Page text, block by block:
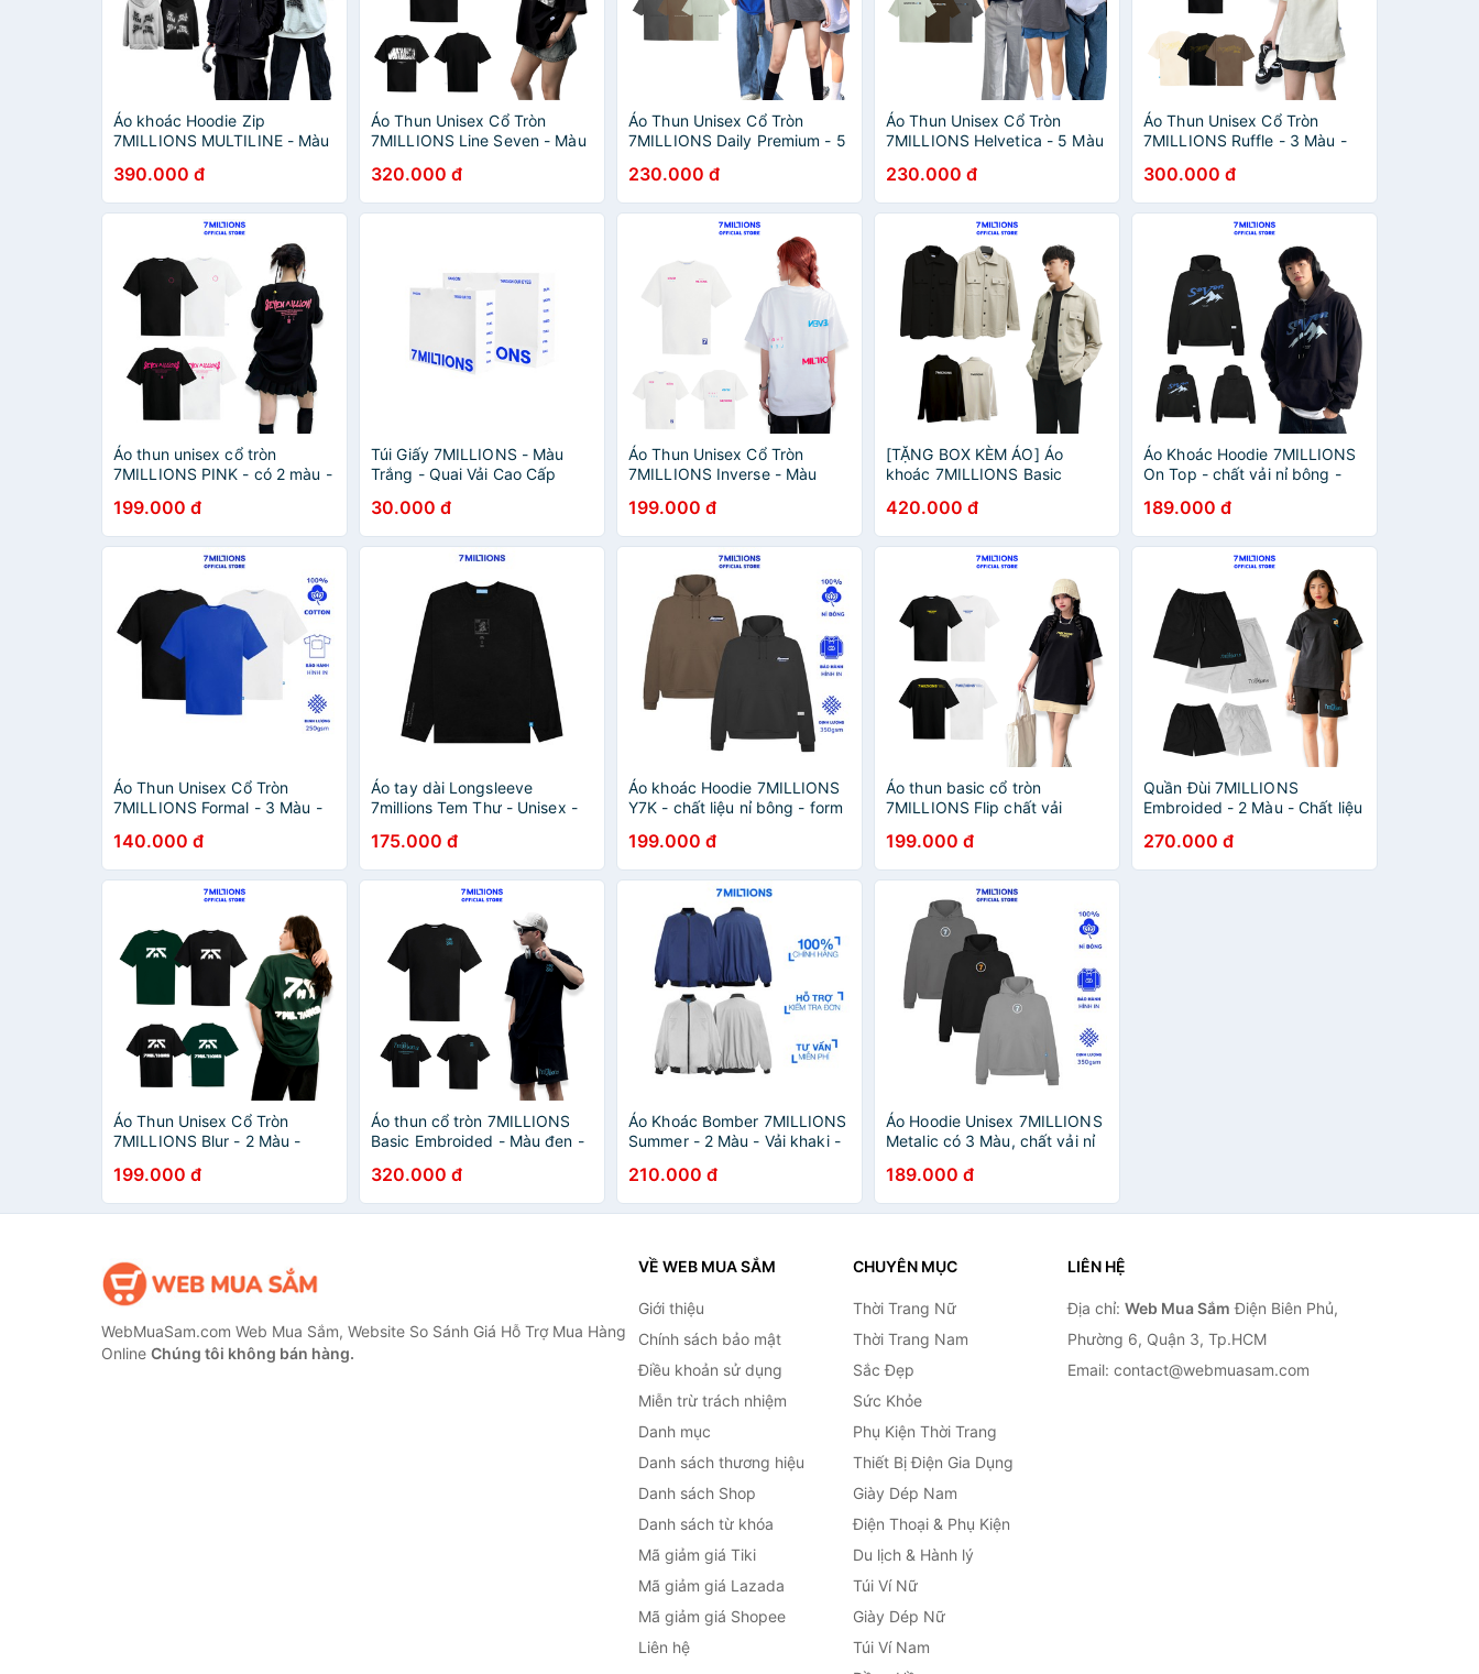
Áo khoác Hoodie Zip
7MILLIONS MULTILINE - Màu
Form Oversized
390.000 đ
Áo Thun Unisex Cổ Tròn
7MILLIONS Line Seven - Màu
Form Oversize
320.000 đ
Áo Thun Unisex Cổ Tròn
7MILLIONS Daily Premium - 5
Form Oversize.
230.000 đ
Áo Thun Unisex Cổ Tròn
7MILLIONS Helvetica - 5 Màu
Oversize
230.000 đ
Áo Thun Unisex Cổ Tròn
7MILLIONS Ruffle - 3 Màu -
Oversizeu
300.000 đ
Áo thun unisex cổ tròn
7MILLIONS PINK - có 2 màu -
oversize
199.000 đ
Túi Giấy 7MILLIONS - Màu
Trắng - Quai Vải Cao Cấp
30.000 đ
Áo Thun Unisex Cổ Tròn
7MILLIONS Inverse - Màu
Form Oversize
199.000 đ
[TẶNG BOX KÈM ÁO] Áo
khoác 7MILLIONS Basic
Unisex Oversize
420.000 đ
Áo Khoác Hoodie 7MILLIONS
On Top - chất vải nỉ bông -
phẩm được tặng kèm hộp
giấy
189.000 đ
Áo Thun Unisex Cổ Tròn
7MILLIONS Formal - 3 Màu -
Oversize.
140.000 đ
Áo tay dài Longsleeve
7millions Tem Thư - Unisex -
175.000 đ
Áo khoác Hoodie 7MILLIONS
Y7K - chất liệu nỉ bông - form
được tặng kèm hộp giấy
199.000 đ
Áo thun basic cổ tròn
7MILLIONS Flip chất vải
form unisex oversize
199.000 đ
Quần Đùi 7MILLIONS
Embroided - 2 Màu - Chất liệu
270.000 đ
Áo Thun Unisex Cổ Tròn
7MILLIONS Blur - 2 Màu -
Oversize
199.000 đ
Áo thun cổ tròn 7MILLIONS
Basic Embroided - Màu đen -
oversized
320.000 đ
Áo Khoác Bomber 7MILLIONS
Summer - 2 Màu - Vải khaki -
210.000 đ
Áo Hoodie Unisex 7MILLIONS
Metalic có 3 Màu, chất vải nỉ
189.000 đ
WebMuaSam.com Web Mua Sắm, Website So Sánh Giá Hỗ Trợ Mua Hàng
Online Chúng tôi không bán hàng.
VỀ WEB MUA SẮM
Giới thiệu
Chính sách bảo mật
Điều khoản sử dụng
Miễn trừ trách nhiệm
Danh mục
Danh sách thương hiệu
Danh sách Shop
Danh sách từ khóa
Mã giảm giá Tiki
Mã giảm giá Lazada
Mã giảm giá Shopee
Liên hệ
CHUYÊN MỤC
Thời Trang Nữ
Thời Trang Nam
Sắc Đẹp
Sức Khỏe
Phụ Kiện Thời Trang
Thiết Bị Điện Gia Dụng
Giày Dép Nam
Điện Thoại & Phụ Kiện
Du lịch & Hành lý
Túi Ví Nữ
Giày Dép Nữ
Túi Ví Nam
LIÊN HỆ
Địa chỉ: Web Mua Sắm Điện Biên Phủ,
Phường 6, Quận 3, Tp.HCM
Email: contact@webmuasam.com